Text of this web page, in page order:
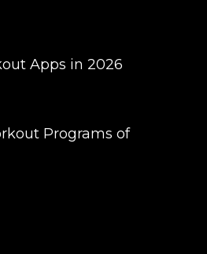
Apps in 2026
Programs of